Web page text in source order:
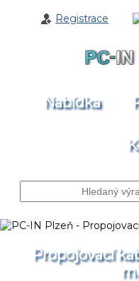
Registrace
Nabídka
Propojovací